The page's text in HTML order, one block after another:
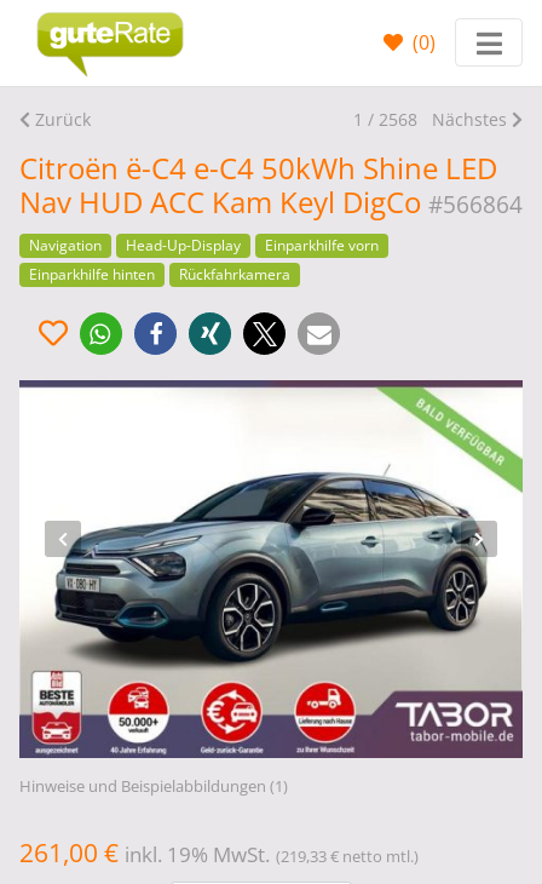
(0)
Zurück 1 / 2568 Nächstes
Citroën ë-C4 e-C4 50kWh Shine LED
Nav HUD ACC Kam Keyl DigCo #566864
Navigation Head-Up-Display
Einparkhilfe vorn
Einparkhilfe hinten
Rückfahrkamera
Hinweise und Beispielabbildungen (1)
261,00 € inkl. 19% MwSt. (219,33 € netto mtl.)